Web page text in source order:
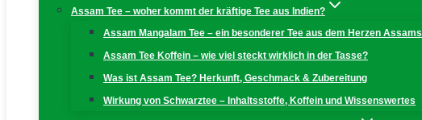
Assam Tee – woher kommt der kräftige Tee aus Indien?
Assam Mangalam Tee – ein besonderer Tee aus dem Herzen Assams
Assam Tee Koffein – wie viel steckt wirklich in der Tasse?
Was ist Assam Tee? Herkunft, Geschmack & Zubereitung
Wirkung von Schwarztee – Inhaltsstoffe, Koffein und Wissenswertes